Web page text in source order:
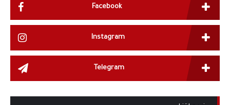
Facebook
Instagram
Telegram